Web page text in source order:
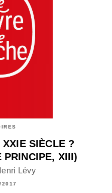
SIÈCLE ?
PRINCIPE, XIII)
Lévy